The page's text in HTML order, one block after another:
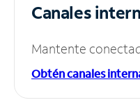
Canales
Mantente
Obtén canales